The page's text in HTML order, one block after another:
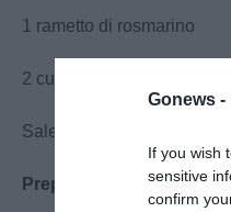
Gonews -
If you wish
sensitive
confirm
1 rametto di rosmarino
2 cucchiai di olio
Sale e pepe q.b.
Preparazione: